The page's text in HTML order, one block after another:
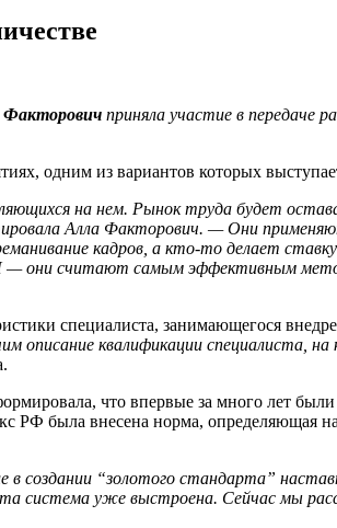
Факторович приняла участие в передаче
одним из вариантов которых
на нем. Рынок труда будет
Алла Факторович. — Они
кадров, а кто-то делает
они считают самым эффективным
специалиста, занимающегося
описание квалификации специалиста,
что впервые за много лет
РФ была внесена норма, определяющая
создании “золотого стандарта”
система уже выстроена. Сейчас мы